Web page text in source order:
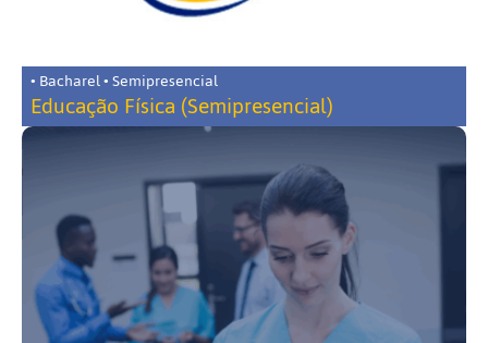
• Bacharel • Semipresencial
Educação Física (Semipresencial)